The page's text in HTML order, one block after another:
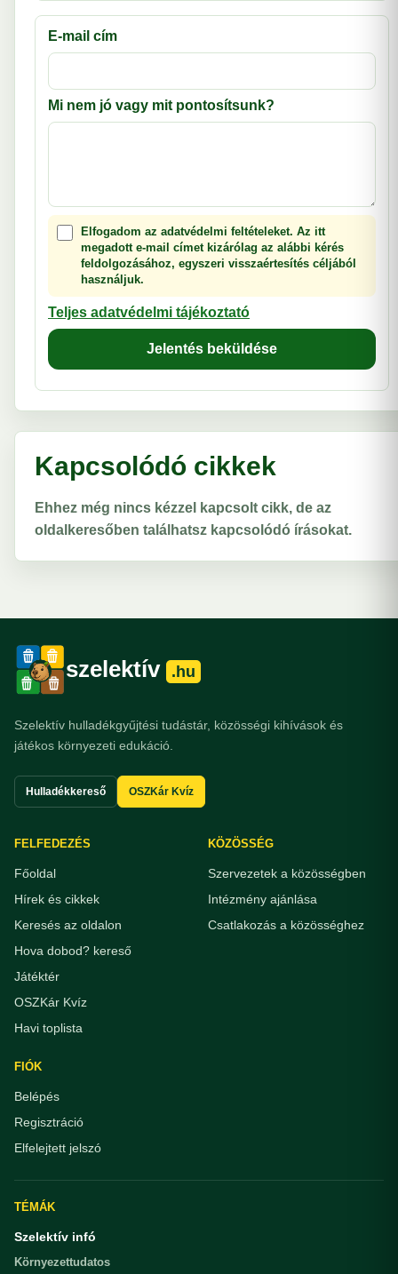
E-mail cím
Mi nem jó vagy mit pontosítsunk?
Elfogadom az adatvédelmi feltételeket. Az itt
megadott e-mail címet kizárólag az alábbi kérés
feldolgozásához, egyszeri visszaértesítés céljából
használjuk.
Teljes adatvédelmi tájékoztató
Jelentés beküldése
Kapcsolódó cikkek
Ehhez még nincs kézzel kapcsolt cikk, de az
oldalkeresőben találhatsz kapcsolódó írásokat.
szelektív .hu
Szelektív hulladékgyűjtési tudástár, közösségi kihívások és
játékos környezeti edukáció.
Hulladékkereső OSZKár Kvíz
FELFEDEZÉS
Főoldal
Hírek és cikkek
Keresés az oldalon
Hova dobod? kereső
Játéktér
OSZKár Kvíz
Havi toplista
KÖZÖSSÉG
Szervezetek a közösségben
Intézmény ajánlása
Csatlakozás a közösséghez
FIÓK
Belépés
Regisztráció
Elfelejtett jelszó
TÉMÁK
Szelektív infó
Környezettudatos